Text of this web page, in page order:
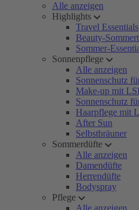
Alle anzeigen
Highlights
Travel Essentials
Beauty-
Sommer-
Sonnenpflege
Alle anzeigen
Sonnenschutz
Make-up mit
Sonnenschutz
Haarpflege mit
After Sun
Selbstbräuner
Sommerdüfte
Alle anzeigen
Damendüfte
Herrendüfte
Bodyspray
Pflege
Alle anzeigen